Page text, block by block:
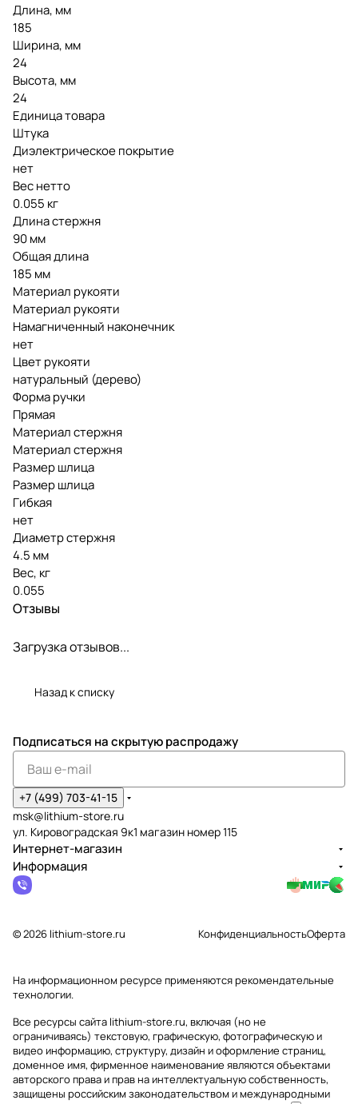
Длина, мм
185
Ширина, мм
24
Высота, мм
24
Единица товара
Штука
Диэлектрическое покрытие
нет
Вес нетто
0.055 кг
Длина стержня
90 мм
Общая длина
185 мм
Материал рукояти
Материал рукояти
Намагниченный наконечник
нет
Цвет рукояти
натуральный (дерево)
Форма ручки
Прямая
Материал стержня
Материал стержня
Размер шлица
Размер шлица
Гибкая
нет
Диаметр стержня
4.5 мм
Вес, кг
0.055
Отзывы
Загрузка отзывов...
Назад к списку
Подписаться на скрытую распродажу
+7 (499) 703-41-15
msk@lithium-store.ru
ул. Кировоградская 9к1 магазин номер 115
Интернет-магазин
Информация
© 2026 lithium-store.ru КонфиденциальностьОферта
На информационном ресурсе применяютсярекомендательные
технологии.
Все ресурсы сайта lithium-store.ru, включая (но не
ограничиваясь) текстовую, графическую, фотографическую и
видео информацию, структуру, дизайн и оформление страниц,
доменное имя, фирменное наименование являются объектами
авторского права и прав на интеллектуальную собственность,
защищены российским законодательством и международными